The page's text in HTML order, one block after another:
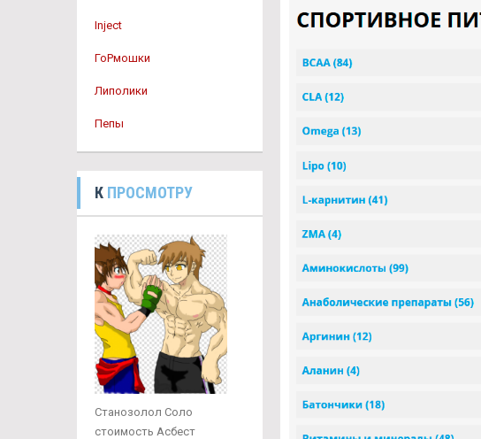
Inject
ГоРмошки
Липолики
Пепы
К ПРОСМОТРУ
Станозолол Соло
стоимость Асбест